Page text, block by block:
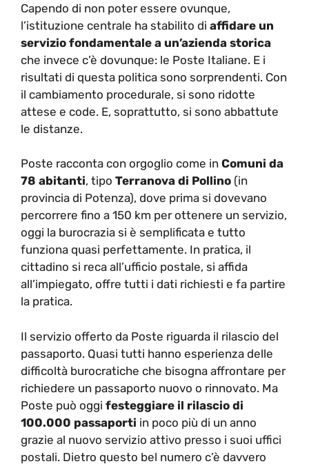
Capendo di non poter essere ovunque,
l’istituzione centrale ha stabilito di affidare un
servizio fondamentale a un’azienda storica
che invece c’è dovunque: le Poste Italiane. E i
risultati di questa politica sono sorprendenti. Con
il cambiamento procedurale, si sono ridotte
attese e code. E, soprattutto, si sono abbattute
le distanze.
Poste racconta con orgoglio come in Comuni da
78 abitanti, tipo Terranova di Pollino (in
provincia di Potenza), dove prima si dovevano
percorrere fino a 150 km per ottenere un servizio,
oggi la burocrazia si è semplificata e tutto
funziona quasi perfettamente. In pratica, il
cittadino si reca all’ufficio postale, si affida
all’impiegato, offre tutti i dati richiesti e fa partire
la pratica.
Il servizio offerto da Poste riguarda il rilascio del
passaporto. Quasi tutti hanno esperienza delle
difficoltà burocratiche che bisogna affrontare per
richiedere un passaporto nuovo o rinnovato. Ma
Poste può oggi festeggiare il rilascio di
100.000 passaporti in poco più di un anno
grazie al nuovo servizio attivo presso i suoi uffici
postali. Dietro questo bel numero c’è davvero